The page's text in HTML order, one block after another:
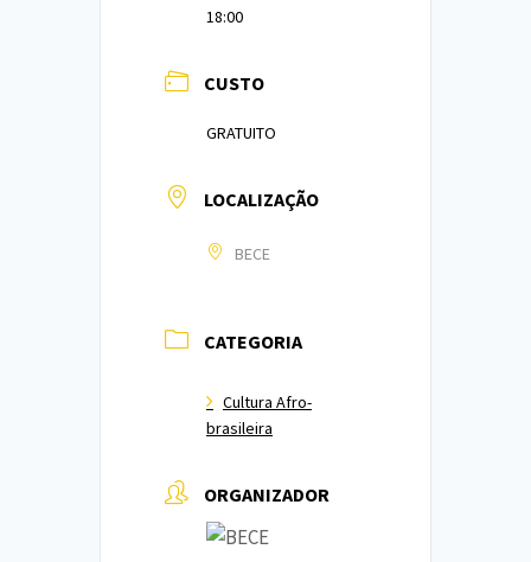
18:00
CUSTO
GRATUITO
LOCALIZAÇÃO
BECE
CATEGORIA
Cultura Afro-
brasileira
ORGANIZADOR